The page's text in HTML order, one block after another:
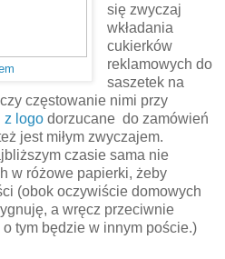
się zwyczaj
wkładania
cukierków
reklamowych do
saszetek na
częstowanie nimi przy
z logo dorzucane do zamówień
jest miłym zwyczajem.
czasie sama nie
w różowe papierki, żeby
(obok oczywiście domowych
a wręcz przeciwnie
tym będzie w innym poście.)